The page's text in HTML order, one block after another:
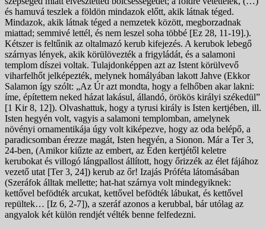
és hamuvá teszlek a földön mindazok előtt, akik látnak téged.
Mindazok, akik látnak téged a nemzetek között, megborzadnak
miattad; semmivé lettél, és nem leszel soha többé [Ez 28, 11-19].).
Kétszer is feltűnik az oltalmazó kerub kifejezés. A kerubok lebegő
szárnyas lények, akik körülövezték a frigyládát, és a salamoni
templom díszei voltak. Tulajdonképpen azt az Istent körülvevő
viharfelhőt jelképezték, melynek homályában lakott Jahve (Ekkor
Salamon így szólt: „Az Úr azt mondta, hogy a felhőben akar lakni:
íme, építettem neked házat lakásul, állandó, örökös királyi székedül”
[1 Kir 8, 12]). Olvashattuk, hogy a tyrusi király is Isten kertjében, ill.
Isten hegyén volt, vagyis a salamoni templomban, amelynek
növényi ornamentikája úgy volt kiképezve, hogy az oda belépő, a
paradicsomban érezze magát, Isten hegyén, a Sionon. Már a Ter 3,
24-ben, (Amikor kiűzte az embert, az Éden kertjétől keletre
kerubokat és villogó lángpallost állított, hogy őrizzék az élet fájához
vezető utat [Ter 3, 24]) kerub az őr! Izajás Próféta látomásában
(Szeráfok álltak mellette; hat-hat szárnya volt mindegyiknek:
kettővel befödték arcukat, kettővel befödték lábukat, és kettővel
repültek… [Iz 6, 2-7]), a szeráf azonos a kerubbal, bár utólag az
angyalok két külön rendjét vélték benne felfedezni.